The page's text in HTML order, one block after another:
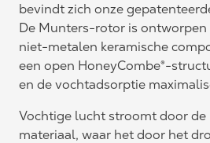
bevindt zich onze
De Munters-rotor is
niet-metalen keramische
een open HoneyCombe®-
en de vochtadsorptie
Vochtige lucht stroomt door de
materiaal, waar het door het